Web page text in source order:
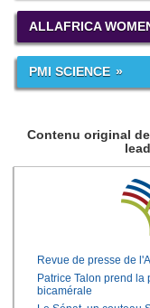
ALLAFRICA
PMI SCIENCE
Contenu original
Revue de presse de
Patrice Talon prend
bicamérale